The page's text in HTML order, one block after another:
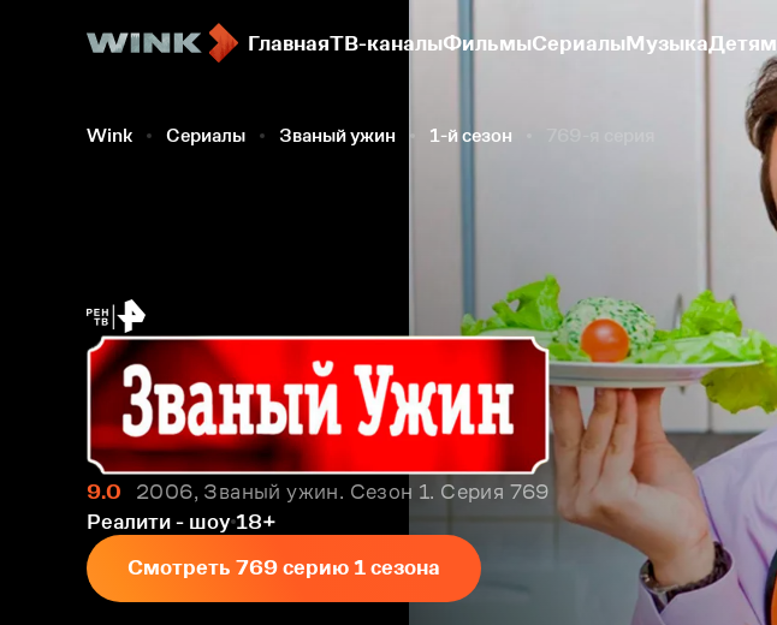
ГлавнаяТВ-каналыФильмыСериалыМузыкаДетям
Wink Сериалы Званый ужин 1-й сезон
9.0
2006, Званый ужин. Сезон 1. Серия 769
Реалити - шоу 18+
Смотреть 769 серию 1 сезона